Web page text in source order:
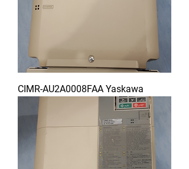
CIMR-AU2A0008FAA Yaskawa